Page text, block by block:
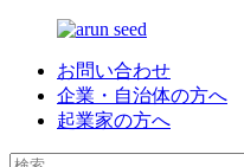
お問い合わせ
企業・自治体の方へ
起業家の方へ